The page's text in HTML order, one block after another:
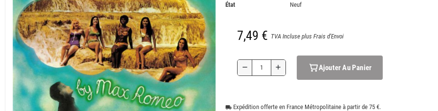
État
Neuf
7,49 € TVA Incluse plus Frais d'Envoi
remove add Ajouter Au Panier
local_shippingExpédition offerte en France Métropolitaine à partir de 75 €.